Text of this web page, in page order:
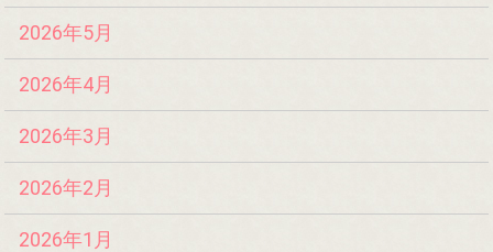
2026年5月
2026年4月
2026年3月
2026年2月
2026年1月